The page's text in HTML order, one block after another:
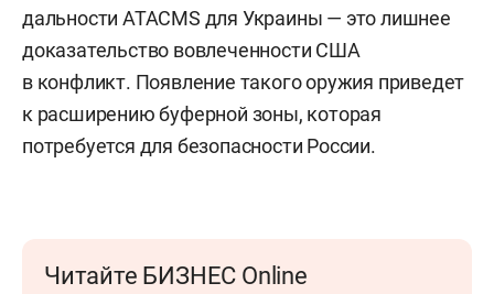
дальности ATACMS для Украины — это лишнее
доказательство вовлеченности США
в конфликт. Появление такого оружия приведет
к расширению буферной зоны, которая
потребуется для безопасности России.
Читайте БИЗНЕС Online